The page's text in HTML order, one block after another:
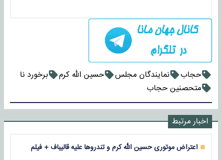
حجاب نمایندگان مجلس حسین الله کرم
برخورد نا
متحصنین حجاب
اخبار مرتبط
اعتراض موتوری حسین الله کرم و تندروها علیه قالیباف + فیلم